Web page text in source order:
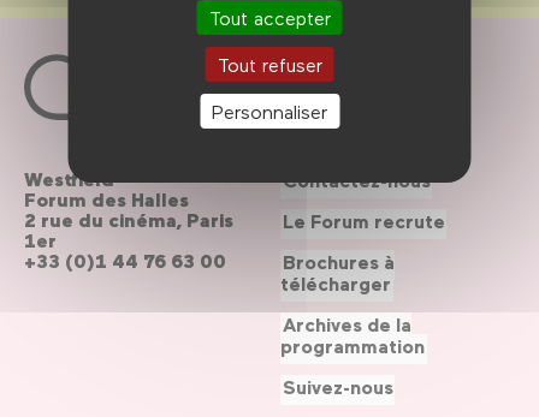
Tout accepter
Tout refuser
Personnaliser
Westfield
Forum des Halles
2 rue du cinéma, Paris
1er
+33 (0)1 44 76 63 00
Contactez-nous
Le Forum recrute
Brochures à
télécharger
Archives de la
programmation
Suivez-nous